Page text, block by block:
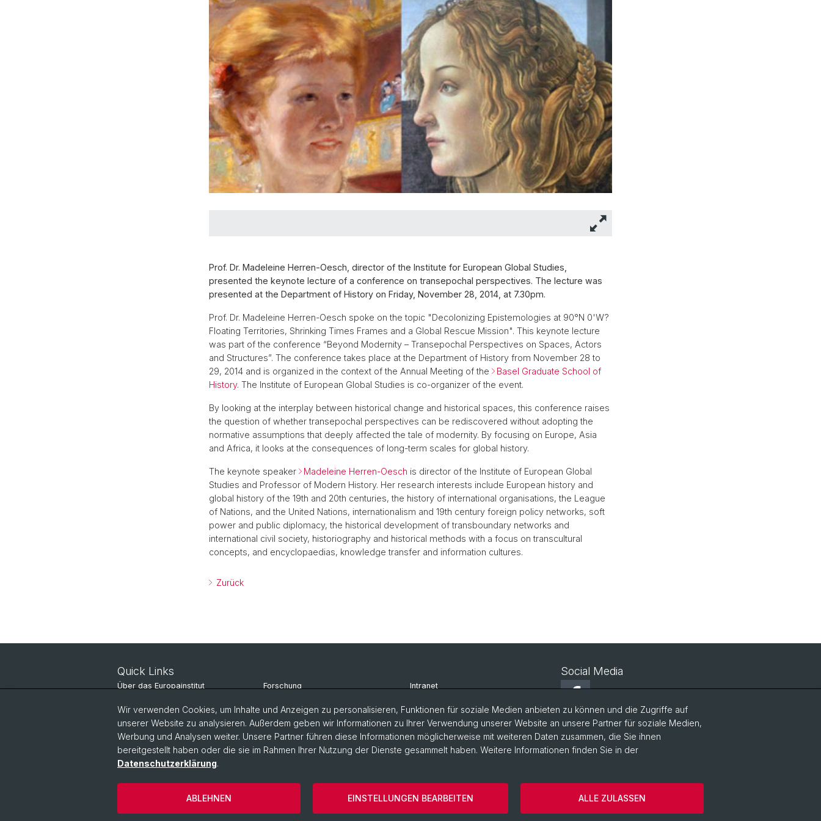
Prof. Dr. Madeleine Herren-Oesch, director of the Institute for European Global Studies,
presented the keynote lecture of a conference on transepochal perspectives. The lecture was
presented at the Department of History on Friday, November 28, 2014, at 7.30pm.
Prof. Dr. Madeleine Herren-Oesch spoke on the topic "Decolonizing Epistemologies at 90°N 0'W?
Floating Territories, Shrinking Times Frames and a Global Rescue Mission". This keynote lecture
was part of the conference “Beyond Modernity – Transepochal Perspectives on Spaces, Actors
and Structures”. The conference takes place at the Department of History from November 28 to
29, 2014 and is organized in the context of the Annual Meeting of the
Basel Graduate School of
History. The Institute of European Global Studies is co-organizer of the event.
By looking at the interplay between historical change and historical spaces, this conference raises
the question of whether transepochal perspectives can be rediscovered without adopting the
normative assumptions that deeply affected the tale of modernity. By focusing on Europe, Asia
and Africa, it looks at the consequences of long-term scales for global history.
The keynote speaker Madeleine Herren-Oesch is director of the Institute of European Global
Studies and Professor of Modern History. Her research interests include European history and
global history of the 19th and 20th centuries, the history of international organisations, the League
of Nations, and the United Nations, internationalism and 19th century foreign policy networks, soft
power and public diplomacy, the historical development of transboundary networks and
international civil society, historiography and historical methods with a focus on transcultural
concepts, and encyclopaedias, knowledge transfer and information cultures.
Zurück
Quick Links
Über das Europainstitut
Nachrichten
Forschung
Studium
Personen
Intranet
Newsletter
Kontakt & Anfahrt
Social Media
LinkedIn
© Universität Basel Datenschutzerklärung Europainstitut Impressum Cookies
Wir verwenden Cookies, um Inhalte und Anzeigen zu personalisieren, Funktionen für soziale Medien anbieten zu können und die Zugriffe auf
unserer Website zu analysieren. Außerdem geben wir Informationen zu Ihrer Verwendung unserer Website an unsere Partner für soziale Medien,
Werbung und Analysen weiter. Unsere Partner führen diese Informationen möglicherweise mit weiteren Daten zusammen, die Sie ihnen
bereitgestellt haben oder die sie im Rahmen Ihrer Nutzung der Dienste gesammelt haben. Weitere Informationen finden Sie in der
Datenschutzerklärung.
EINSTELLUNGEN BEARBEITEN
ABLEHNEN ALLE ZULASSEN